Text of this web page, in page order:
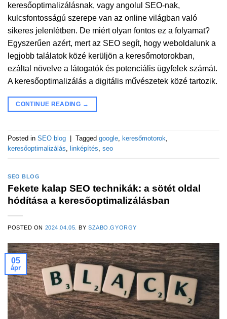
keresőoptimalizálásnak, vagy angolul SEO-nak,
kulcsfontosságú szerepe van az online világban való
sikeres jelenlétben. De miért olyan fontos ez a folyamat?
Egyszerűen azért, mert az SEO segít, hogy weboldalunk a
legjobb találatok közé kerüljön a keresőmotorokban,
ezáltal növelve a látogatók és potenciális ügyfelek számát.
A keresőoptimalizálás a digitális művészetek közé tartozik.
CONTINUE READING →
Posted in SEO blog Tagged google, keresőmotorok,
keresőoptimalizálás, linképítés, seo
SEO BLOG
Fekete kalap SEO technikák: a sötét oldal
hódítása a keresőoptimalizálásban
POSTED ON 2024.04.05. BYSZABO.GYORGY
05
ápr